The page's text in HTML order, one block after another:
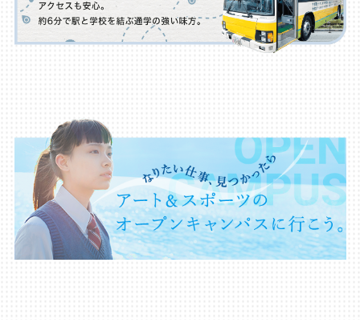
LIKE. BECOME
A
A
LIKE. BECOME
A
LIKE. BECOME